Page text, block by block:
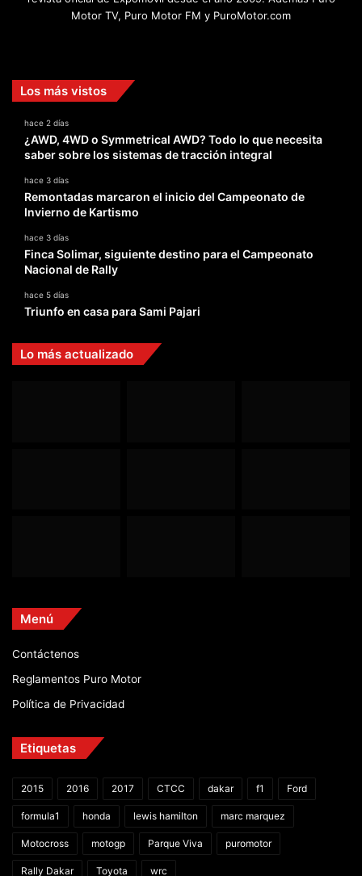
Motor TV, Puro Motor FM y PuroMotor.com
Los más vistos
hace 2 días
¿AWD, 4WD o Symmetrical AWD? Todo lo que necesita
saber sobre los sistemas de tracción integral
hace 3 días
Remontadas marcaron el inicio del Campeonato de
Invierno de Kartismo
hace 3 días
Finca Solimar, siguiente destino para el Campeonato
Nacional de Rally
hace 5 días
Triunfo en casa para Sami Pajari
Lo más actualizado
Menú
Contáctenos
Reglamentos Puro Motor
Política de Privacidad
Etiquetas
2015 2016 2017 CTCC dakar f1 Ford
formula1 honda lewis hamilton marc marquez
Motocross motogp Parque Viva puromotor
Rally Dakar Toyota wrc